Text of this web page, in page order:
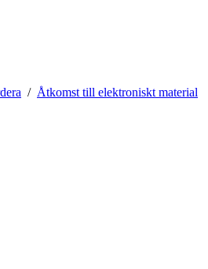
Åtkomst till elektroniskt material